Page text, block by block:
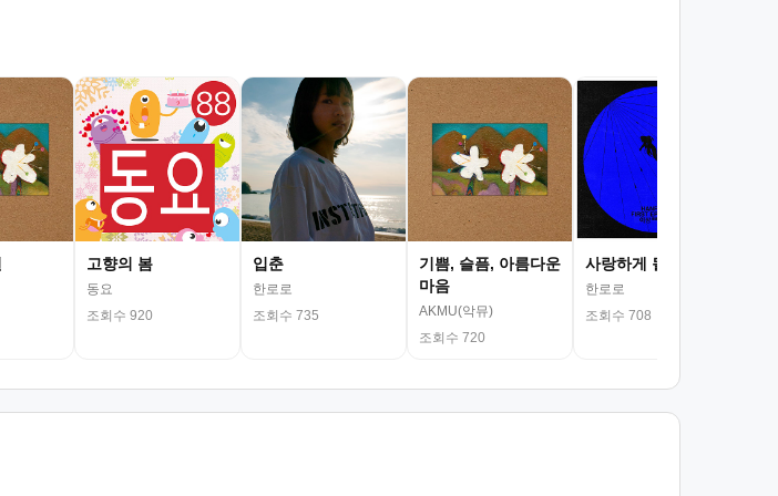
고향의 봄
동요
조회수 920
입춘
한로로
조회수 735
기쁨, 슬픔, 아름다운
마음
AKMU(악뮤)
조회수 720
사랑하게 될 거야
한로로
조회수 708